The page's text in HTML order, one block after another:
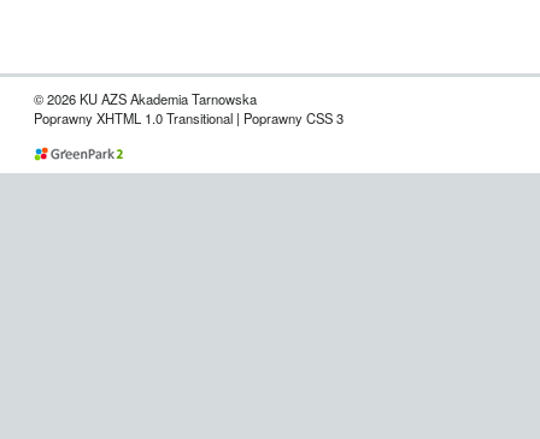
© 2026 KU AZS Akademia Tarnowska
Poprawny XHTML 1.0 Transitional | Poprawny CSS 3